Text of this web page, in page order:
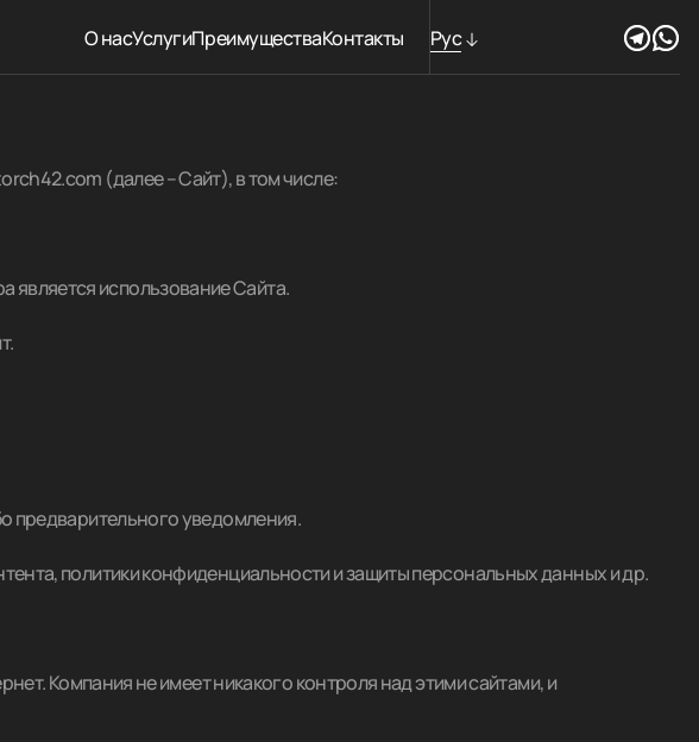
О насУслугиПреимуществаКонтакты
Рус
Укр
(далее – Сайт), в том числе:
использование Сайта.
предварительного уведомления.
политики конфиденциальности и защиты персональных данных и др.
Компания не имеет никакого контроля над этими сайтами, и